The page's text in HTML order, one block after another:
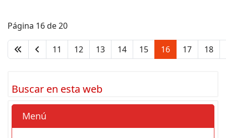
Página 16 de 20
11 12 13 14 15 16 17 18
Buscar en esta web
Menú